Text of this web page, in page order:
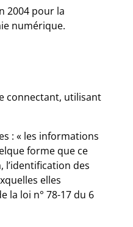
2004 pour la
numérique.
connectant, utilisant
: « les informations
forme que ce
des
elles
la loi n° 78-17 du 6